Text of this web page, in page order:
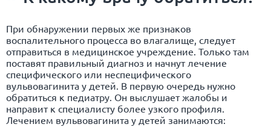
При обнаружении первых же признаков
воспалительного процесса во влагалище, следует
отправиться в медицинское учреждение. Только там
поставят правильный диагноз и начнут лечение
специфического или неспецифического
вульвовагинита у детей. В первую очередь нужно
обратиться к педиатру. Он выслушает жалобы и
направит к специалисту более узкого профиля.
Лечением вульвовагинита у детей занимаются: